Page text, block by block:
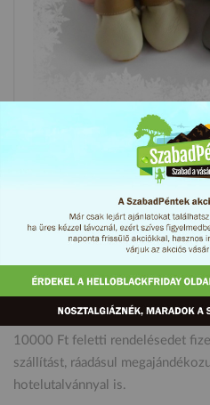
Végre kitavaszodik, de azért
még hasznát vehetitek egy
csizmának, aminek Te
kedved, szép mintával és egyedi
a SzabadPénteken 15%
szabadpentekcsizma.
10000 Ft feletti rendelésedet
szállítást, ráadásul
hotelutalvánnyal is.